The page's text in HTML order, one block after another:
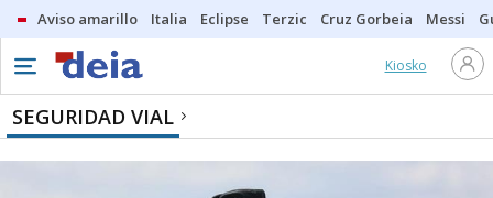
Aviso amarillo Italia Eclipse Terzic Cruz Gorbeia Messi
Kiosko
SEGURIDAD VIAL